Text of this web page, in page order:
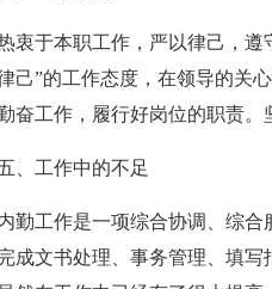
衷于本职工作，严以律己，
己”的工作态度，在领导的关
奋工作，履行好岗位的职责
、工作中的不足
勤工作是一项综合协调、综合
成文书处理、事务管理、填